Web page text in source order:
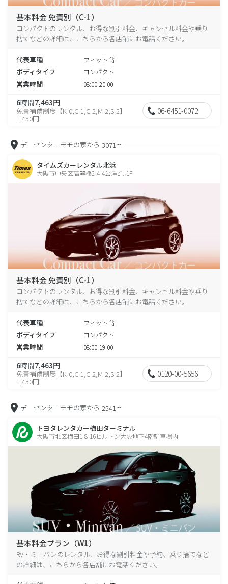
基本料金 免責別（C-1）
コンパクトのレンタル、お得な割引料金、キャンセル料金や乗り
捨てなどの詳細は、こちらから各店舗にお電話ください。
代表車種 フィット 等
ボディタイプ コンパクト
営業時間 08:00-20:00
6時間7,463円
免責補償制度【K-0,C-1,C-2,M-2,S-2】
1,430円
06-6451-0072
デーセンターモモの家から 3071m
タイムズカーレンタル北浜
大阪市中央区高麗橋2-4-4公洋ﾋﾞﾙ1F
基本料金 免責別（C-1）
コンパクトのレンタル、お得な割引料金、キャンセル料金や乗り
捨てなどの詳細は、こちらから各店舗にお電話ください。
代表車種 フィット 等
ボディタイプ コンパクト
営業時間 08:00-19:00
6時間7,463円
免責補償制度【K-0,C-1,C-2,M-2,S-2】
1,430円
0120-00-5656
デーセンターモモの家から 2541m
トヨタレンタカー梅田ターミナル
大阪市北区梅田1-8-16ヒルトン大阪地下4階駐車場内
基本料金プラン（W1）
RV・ミニバンのレンタル、お得な割引料金や予約、乗り捨てなど
の詳細は、こちらから各店舗にお電話ください。